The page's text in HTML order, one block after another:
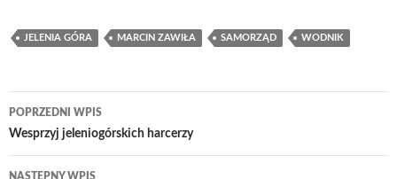
JELENIA GÓRA MARCIN ZAWIŁA SAMORZĄD WODNIK
Nawigacja
wpisu
POPRZEDNI WPIS
Wesprzyj jeleniogórskich harcerzy
NASTĘPNY WPIS